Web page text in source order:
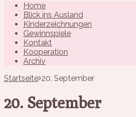
Home
Blick ins Ausland
Kinderzeichnungen
Gewinnspiele
Kontakt
Kooperation
Archiv
Startseite 20. September
20. September